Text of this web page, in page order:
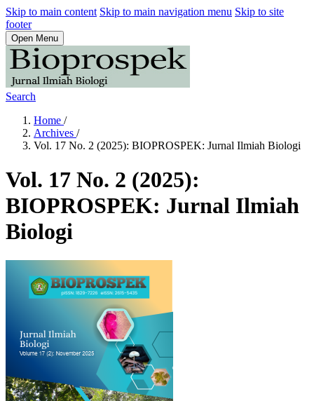
Skip to main content Skip to main navigation menu Skip to site
footer
Open Menu
Search
Home /
Archives /
Vol. 17 No. 2 (2025): BIOPROSPEK: Jurnal Ilmiah Biologi
Vol. 17 No. 2 (2025):
BIOPROSPEK: Jurnal Ilmiah
Biologi